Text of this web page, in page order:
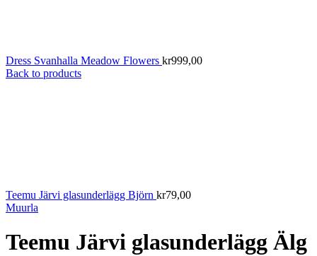
Dress Svanhalla Meadow Flowers kr999,00
Back to products
Teemu Järvi glasunderlägg Björn kr79,00
Muurla
Teemu Järvi glasunderlägg Älg